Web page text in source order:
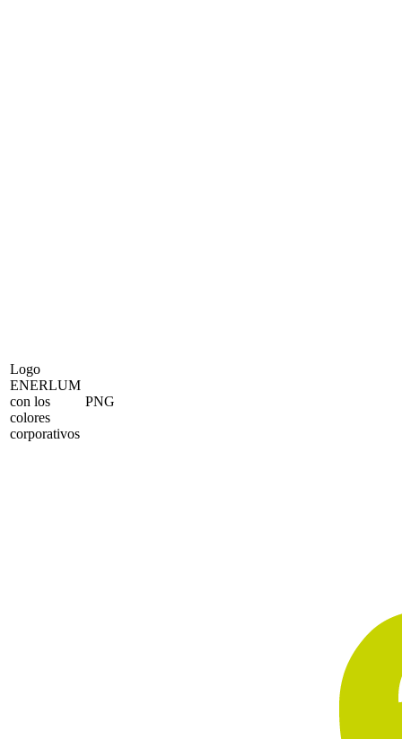
Logo
ENERLUM
con los
colores
corporativos
PNG